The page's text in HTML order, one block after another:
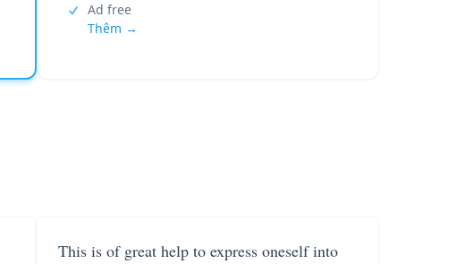
Ad free
Thêm →
This is of great help to express oneself into